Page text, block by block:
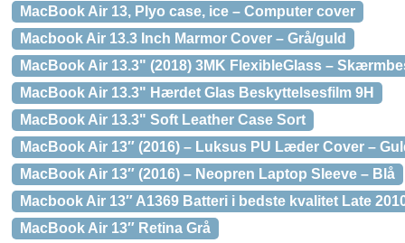
MacBook Air 13, Plyo case, ice – Computer cover
Macbook Air 13.3 Inch Marmor Cover – Grå/guld
MacBook Air 13.3" (2018) 3MK FlexibleGlass –
MacBook Air 13.3" Hærdet Glas Beskyttelsesfilm 9H
MacBook Air 13.3" Soft Leather Case Sort
MacBook Air 13″ (2016) – Luksus PU Læder Cover –
MacBook Air 13″ (2016) – Neopren Laptop Sleeve – Blå
Macbook Air 13″ A1369 Batteri i bedste kvalitet Late
MacBook Air 13″ Retina Grå